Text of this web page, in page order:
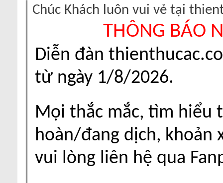
Chúc Khách luôn vui vẻ tại
THÔNG BÁO
Diễn đàn
từ ngày 1/8/2026.
Mọi thắc mắc, tìm hiểu
hoàn/đang dịch, khoản
vui lòng liên hệ qua